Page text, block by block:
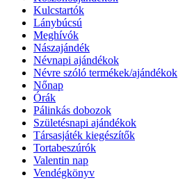
Kulcstartók
Lánybúcsú
Meghívók
Nászajándék
Névnapi ajándékok
Névre szóló termékek/ajándékok
Nőnap
Órák
Pálinkás dobozok
Születésnapi ajándékok
Társasjáték kiegészítők
Tortabeszúrók
Valentin nap
Vendégkönyv